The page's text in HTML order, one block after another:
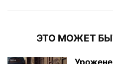
ЭТО МОЖЕТ